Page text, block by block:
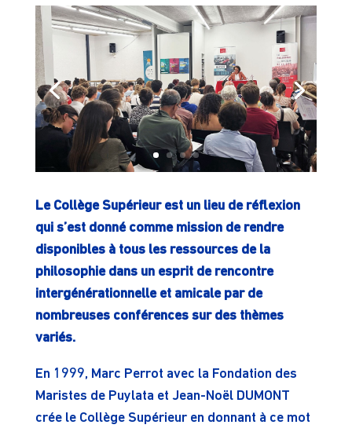
Le Collège Supérieur est un lieu de réflexion
qui s’est donné comme mission de rendre
disponibles à tous les ressources de la
philosophie dans un esprit de rencontre
intergénérationnelle et amicale par de
nombreuses conférences sur des thèmes
variés.
En 1999, Marc Perrot avec la Fondation des
Maristes de Puylata et Jean-Noël DUMONT
crée le Collège Supérieur en donnant à ce mot